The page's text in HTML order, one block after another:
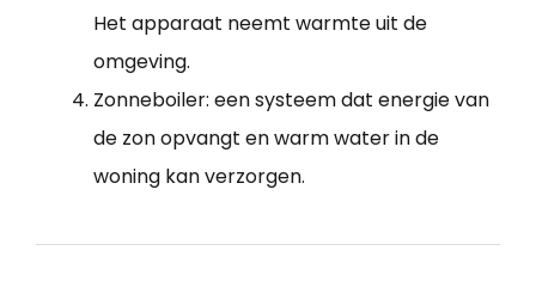
Het apparaat neemt warmte uit de
omgeving.
Zonneboiler: een systeem dat energie van
de zon opvangt en warm water in de
woning kan verzorgen.